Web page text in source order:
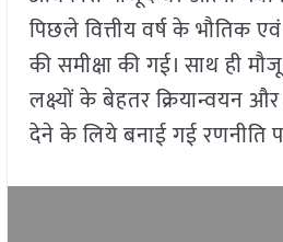
पिछले वित्तीय वर्ष के भौतिक एवं
की समीक्षा की गई। साथ ही
लक्ष्यों के बेहतर क्रियान्वयन
देने के लिये बनाई गई रणनीति